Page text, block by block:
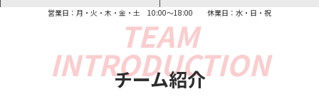
東京ショールーム
名古屋ショールーム
大阪ショールーム
福岡ショールーム
営業日：月・火・木・金・土 10:00～18:00 休業日：水・日・祝
チーム紹介